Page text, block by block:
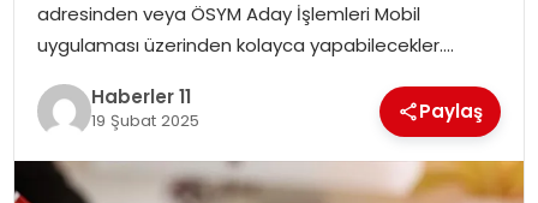
SPOR
YAŞAM
adresinden veya ÖSYM Aday İşlemleri Mobil
uygulaması üzerinden kolayca yapabilecekler….
Haberler 11
19 Şubat 2025 Paylaş